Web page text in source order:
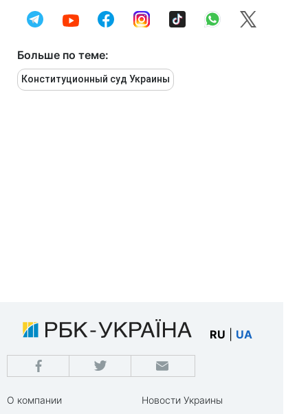
Больше по теме:
Конституционный суд Украины
RU UA
О компании
Новости Украины